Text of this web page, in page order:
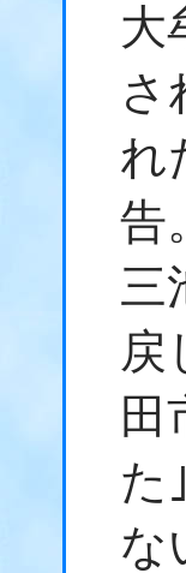
大
さ
れ
告
三
戻
田
た
な